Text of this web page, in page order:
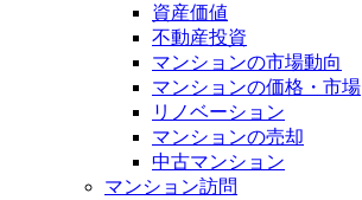
資産価値
不動産投資
マンションの市場動向
マンションの価格・市場
リノベーション
マンションの売却
中古マンション
マンション訪問